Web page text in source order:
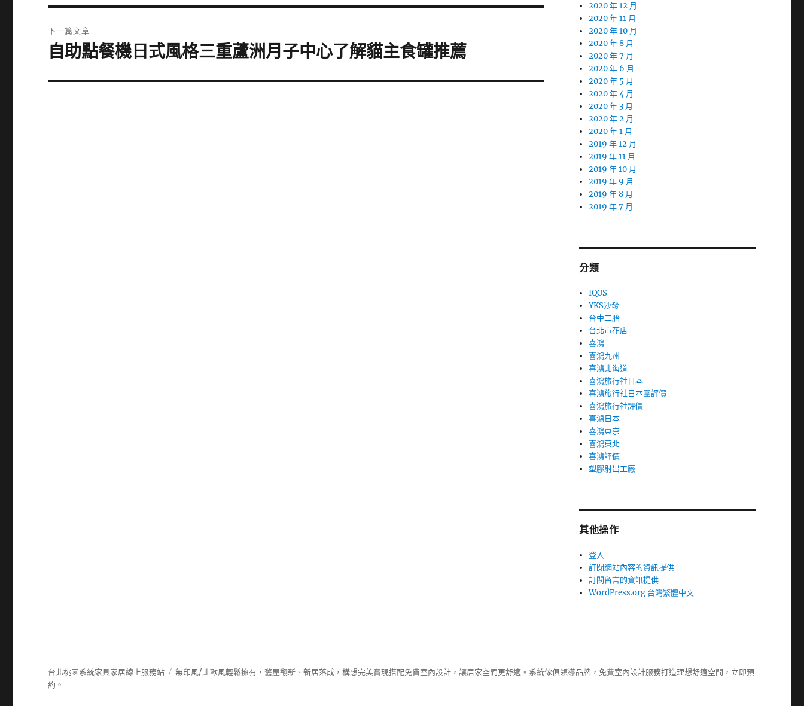
篇
文
章:
下一篇文章
下
篇
自助點餐機日式風格三重蘆洲月子中心了解貓主食罐推薦
2020 年 12 月
2020 年 11 月
2020 年 10 月
2020 年 8 月
2020 年 7 月
2020 年 6 月
2020 年 5 月
2020 年 4 月
2020 年 3 月
2020 年 2 月
2020 年 1 月
2019 年 12 月
2019 年 11 月
2019 年 10 月
2019 年 9 月
2019 年 8 月
2019 年 7 月
分類
IQOS
YKS沙發
台中二胎
台北市花店
喜鴻
喜鴻九州
喜鴻北海道
喜鴻旅行社日本
喜鴻旅行社日本團評價
喜鴻旅行社評價
喜鴻日本
喜鴻東京
喜鴻東北
喜鴻評價
塑膠射出工廠
其他操作
登入
訂閱網站內容的資訊提供
訂閱留言的資訊提供
WordPress.org 台灣繁體中文
台北桃園系統家具家居線上服務站 無印風/北歐風輕鬆擁有，舊屋翻新、新居落成，構想完美實現搭配免費室內設計，讓居家空間更舒適。 系統傢俱領導品牌，免費室內設計服務打造理想舒適空間，立即預
約。